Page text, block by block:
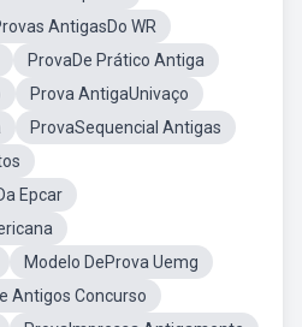
AntigasDo WR
ProvaDe Prático Antiga
Prova AntigaUnivaço
ProvaSequencial Antigas
Epcar
Modelo DeProva Uemg
Antigos Concurso